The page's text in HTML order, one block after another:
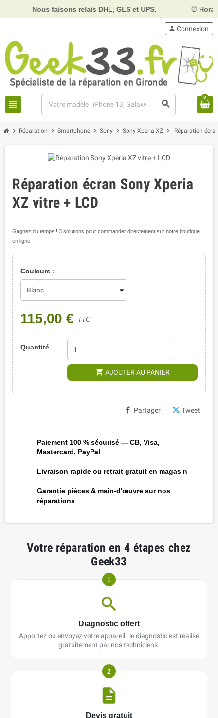
Nous faisons relais DHL, GLS et UPS. Horaires :
view_headline search
person Connexion
0
chevron_right Réparation chevron_right Smartphone chevron_right Sony chevron_right Sony Xperia XZ chevron_right Réparation
Réparation écran Sony Xperia
XZ vitre + LCD
Gagnez du temps ! 3 solutions pour commander directement sur notre boutique
en ligne.
Couleurs :
115,00 € TTC
Quantité
shopping_cart AJOUTER AU PANIER
Partager Tweet
Paiement 100 % sécurisé — CB, Visa,
Mastercard, PayPal
Livraison rapide ou retrait gratuit en magasin
Garantie pièces & main-d'œuvre sur nos
réparations
Votre réparation en 4 étapes chez
Geek33
1
Diagnostic offert
Apportez ou envoyez votre appareil : le diagnostic est réalisé
gratuitement par nos techniciens.
2
Devis gratuit